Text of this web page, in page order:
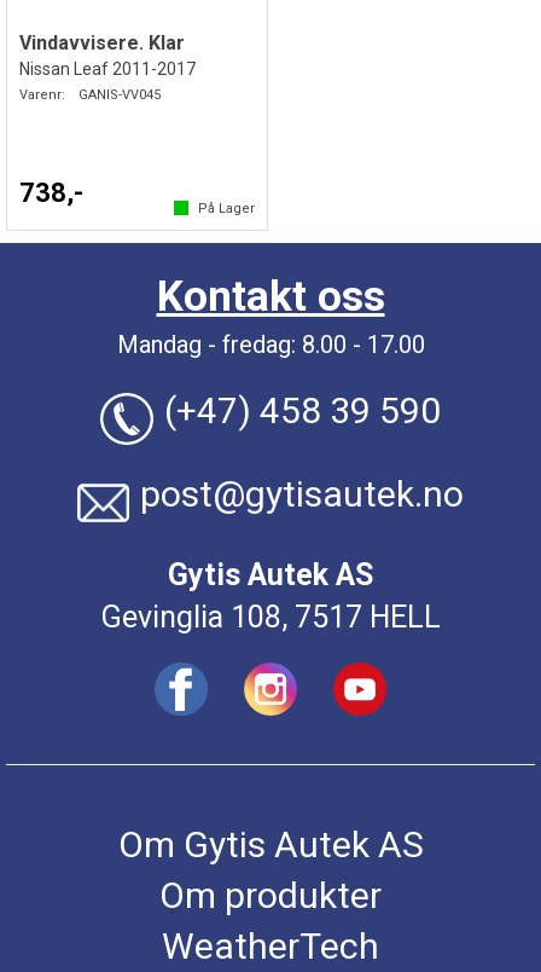
Vindavvisere. Klar
Nissan Leaf 2011-2017
Varenr: GANIS-VV045
738,-
På Lager
Kontakt oss
Mandag - fredag: 8.00 - 17.00
(+47) 458 39 590
post@gytisautek.no
Gytis Autek AS
Gevinglia 108, 7517 HELL
Om Gytis Autek AS
Om produkter
WeatherTech